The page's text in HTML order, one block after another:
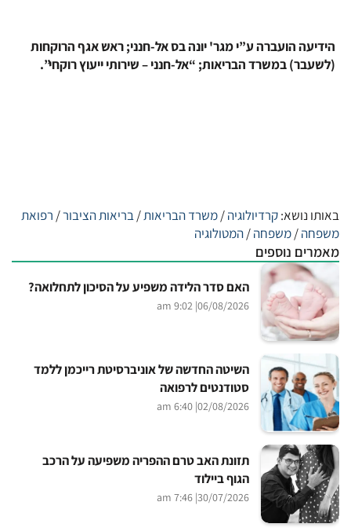
הידיעה הועברה ע”י מגר' יונה בס אל-חנני; ראש אגף הרוקחות
(לשעבר) במשרד הבריאות; “אל-חנני – שירותי ייעוץ רוקחי”.
באותו נושא:קרדיולוגיה/משרד הבריאות/בריאות הציבור/רפואת
משפחה/משפחה/המטולוגיה
מאמרים נוספים
האם סדר הלידה משפיע על הסיכון לתחלואה?
06/08/2026
| 9:02 am
השיטה החדשה של אוניברסיטת רייכמן ללמד
סטודנטים לרפואה
02/08/2026
| 6:40 am
תזונת האב טרם ההפריה משפיעה על הרכב
הגוף ביילוד
30/07/2026
| 7:46 am